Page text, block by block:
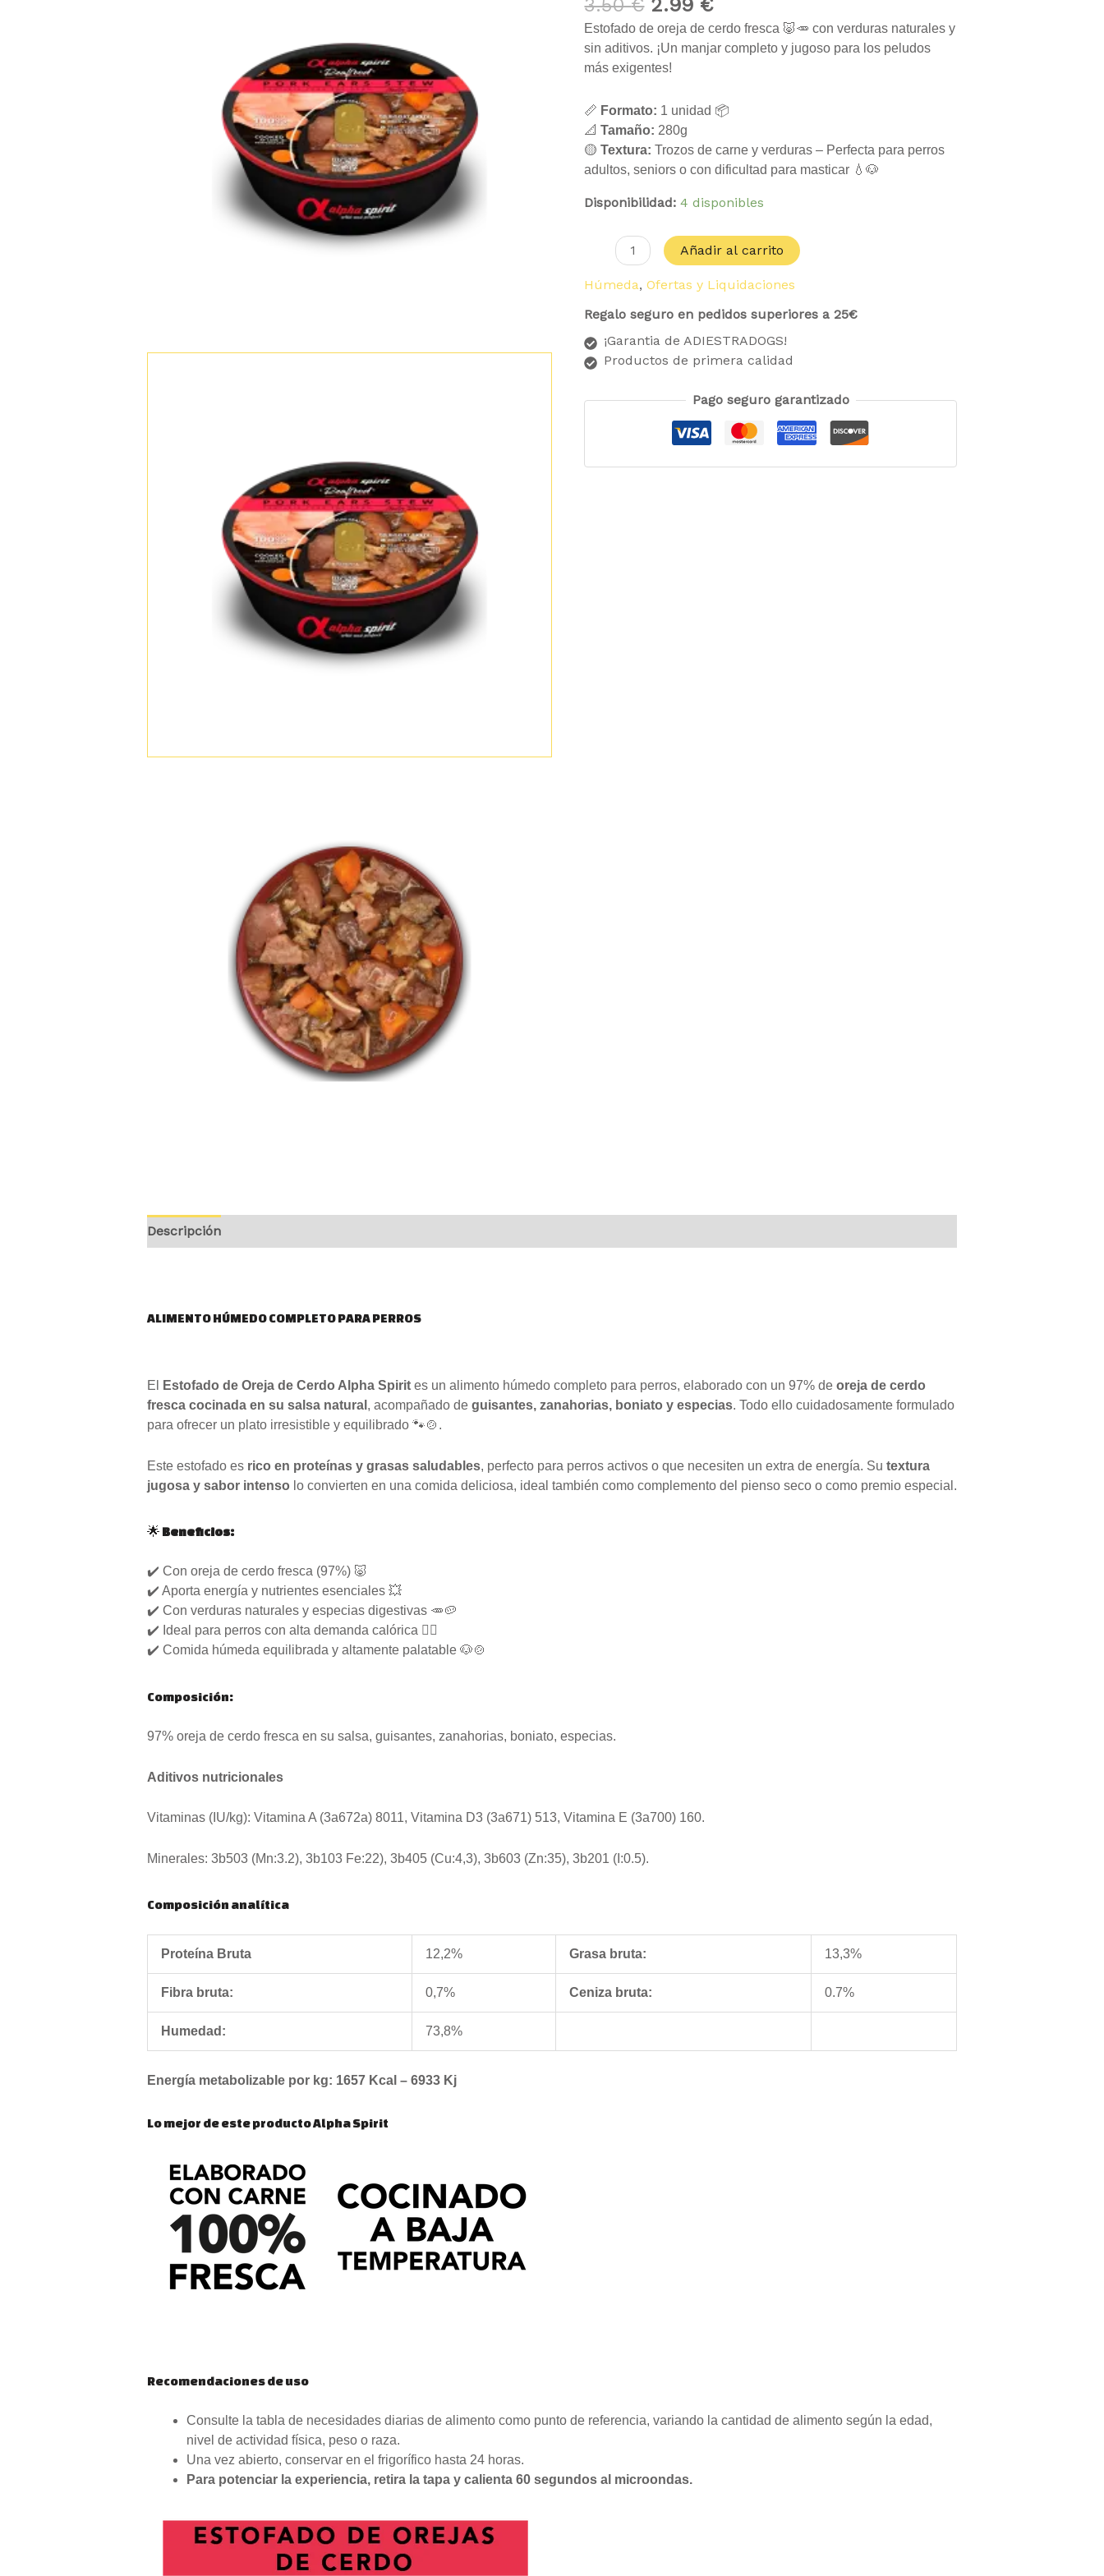
3.50€
3.50 €.
2.99 €
2.99 €.
Estofado de oreja de cerdo fresca 🐷🥕 con verduras naturales y
sin aditivos. ¡Un manjar completo y jugoso para los peludos
más exigentes!
📏 Formato: 1 unidad 📦
📐Tamaño: 280g
🟡Textura: Trozos de carne y verduras – Perfecta para perros
adultos, seniors o con dificultad para masticar 💧🐶
Disponibilidad: 4 disponibles
Oreja
de
Cerdo
Añadir al carrito
Húmeda,Ofertas y Liquidaciones
Regalo seguro en pedidos superiores a 25€
¡Garantia de ADIESTRADOGS!
Productos de primera calidad
Pago seguro garantizado
Descripción
ALIMENTO HÚMEDO COMPLETO PARA PERROS
El Estofado de Oreja de Cerdo Alpha Spirites un alimento húmedo completo para perros, elaborado con un 97% de oreja de cerdo
fresca cocinada en su salsa natural , acompañado de guisantes, zanahorias, boniato y especias. Todo ello cuidadosamente formulado
para ofrecer un plato irresistible y equilibrado 🐾🍲.
Este estofado es rico en proteínas y grasas saludables, perfecto para perros activos o que necesiten un extra de energía. Su textura
jugosa y sabor intenso lo convierten en una comida deliciosa, ideal también como complemento del pienso seco o como premio especial.
🌟 Beneficios:
✔️ Con oreja de cerdo fresca (97%) 🐷
✔️ Aporta energía y nutrientes esenciales 💥
✔️ Con verduras naturales y especias digestivas 🥕🥔
✔️ Ideal para perros con alta demanda calórica 🐕‍🦺
✔️ Comida húmeda equilibrada y altamente palatable 🐶🍲
Composición:
97% oreja de cerdo fresca en su salsa, guisantes, zanahorias, boniato, especias.
Aditivos nutricionales
Vitaminas (IU/kg): Vitamina A (3a672a) 8011, Vitamina D3 (3a671) 513, Vitamina E (3a700) 160.
Minerales: 3b503 (Mn:3.2), 3b103 Fe:22), 3b405 (Cu:4,3), 3b603 (Zn:35), 3b201 (I:0.5).
Composición analítica
Proteína Bruta 12,2% Grasa bruta: 13,3%
Fibra bruta: 0,7% Ceniza bruta: 0.7%
Humedad: 73,8%
Energía metabolizable por kg: 1657 Kcal – 6933 Kj
Lo mejor de este producto Alpha Spirit
Recomendaciones de uso
Consulte la tabla de necesidades diarias de alimento como punto de referencia, variando la cantidad de alimento según la edad,
nivel de actividad física, peso o raza.
Una vez abierto, conservar en el frigorífico hasta 24 horas.
Para potenciar la experiencia, retira la tapa y calienta 60 segundos al microondas.